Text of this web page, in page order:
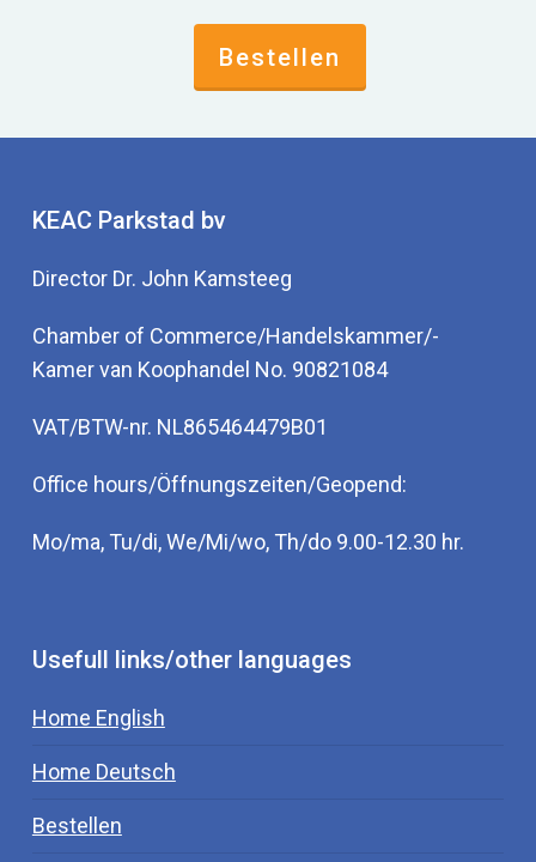
Bestellen
KEAC Parkstad bv
Director Dr. John Kamsteeg
Chamber of Commerce/Handelskammer/-
Kamer van Koophandel No. 90821084
VAT/BTW-nr. NL865464479B01
Office hours/Öffnungszeiten/Geopend:
Mo/ma, Tu/di, We/Mi/wo, Th/do 9.00-12.30 hr.
Usefull links/other languages
Home English
Home Deutsch
Bestellen